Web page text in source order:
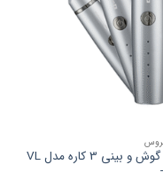
موزن گوش و بینی 3 کاره مدل VL